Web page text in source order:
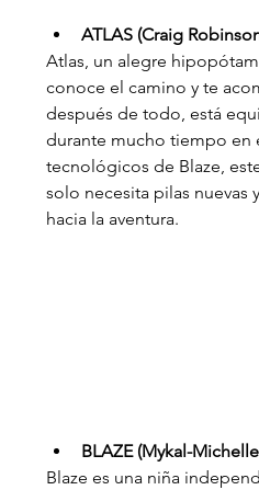
ATLAS (Craig
Atlas, un alegre
conoce el camino y te
después de todo, está
durante mucho tiempo en
tecnológicos de Blaze,
solo necesita pilas nuevas
hacia la aventura.
BLAZE (Mykal-
Blaze es una niña